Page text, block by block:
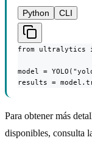
Python
CLI
from ultralytics
model =
results =
Para obtener más
disponibles, consulta